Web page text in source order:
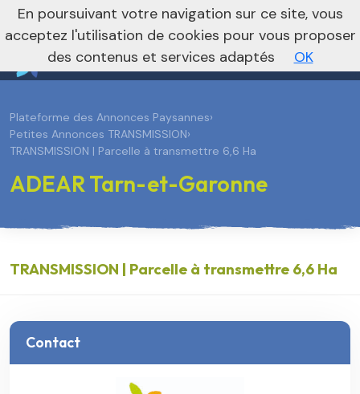
Vers le site national
Plateforme des Annonces Paysannes›
Petites Annonces TRANSMISSION›
TRANSMISSION | Parcelle à transmettre 6,6 Ha
ADEAR Tarn-et-Garonne
TRANSMISSION | Parcelle à transmettre 6,6 Ha
Contact
En poursuivant votre navigation sur ce site, vous
acceptez l'utilisation de cookies pour vous proposer
des contenus et services adaptés
OK